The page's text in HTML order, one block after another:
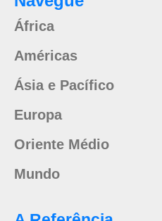
África
Américas
Ásia e Pacífico
Europa
Oriente Médio
Mundo